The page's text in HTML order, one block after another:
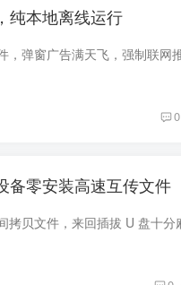
纯本地离线运行
0
备零安装高速互传文件